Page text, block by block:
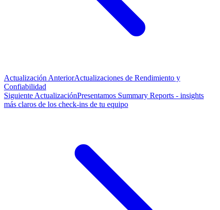
Actualización AnteriorActualizaciones de Rendimiento y
Confiabilidad
Siguiente ActualizaciónPresentamos Summary Reports - insights
más claros de los check-ins de tu equipo